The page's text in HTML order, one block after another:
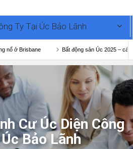
Ty Tại Úc Bảo Lãnh
Bất động sản Úc 2025 – các
Cư Úc Diện Công
Bảo Lãnh